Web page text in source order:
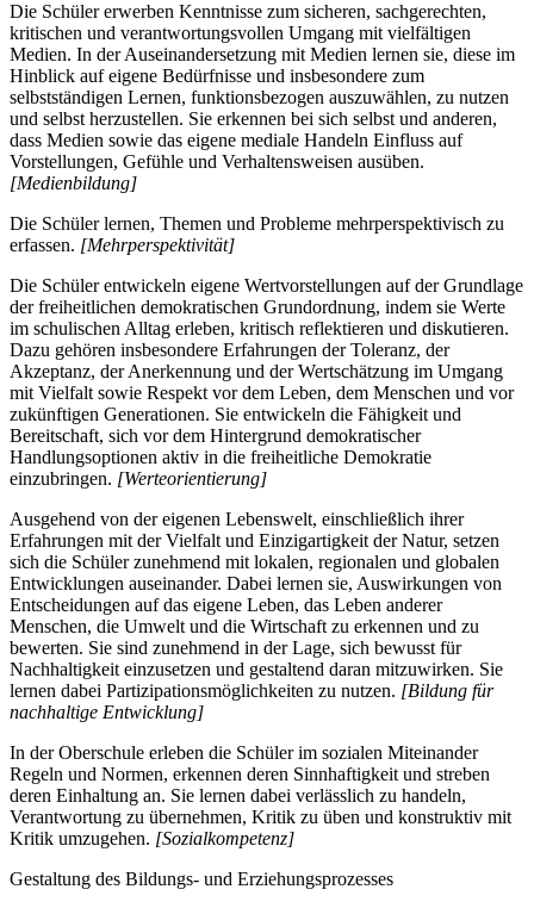
Die Schüler erwerben Kenntnisse zum sicheren, sachgerechten,
kritischen und verantwortungsvollen Umgang mit vielfältigen
Medien. In der Auseinandersetzung mit Medien lernen sie, diese im
Hinblick auf eigene Bedürfnisse und insbesondere zum
selbstständigen Lernen, funktionsbezogen auszuwählen, zu nutzen
und selbst herzustellen. Sie erkennen bei sich selbst und anderen,
dass Medien sowie das eigene mediale Handeln Einfluss auf
Vorstellungen, Gefühle und Verhaltensweisen ausüben.
[Medienbildung]
Die Schüler lernen, Themen und Probleme mehrperspektivisch zu
erfassen. [Mehrperspektivität]
Die Schüler entwickeln eigene Wertvorstellungen auf der Grundlage
der freiheitlichen demokratischen Grundordnung, indem sie Werte
im schulischen Alltag erleben, kritisch reflektieren und diskutieren.
Dazu gehören insbesondere Erfahrungen der Toleranz, der
Akzeptanz, der Anerkennung und der Wertschätzung im Umgang
mit Vielfalt sowie Respekt vor dem Leben, dem Menschen und vor
zukünftigen Generationen. Sie entwickeln die Fähigkeit und
Bereitschaft, sich vor dem Hintergrund demokratischer
Handlungsoptionen aktiv in die freiheitliche Demokratie
einzubringen. [Werteorientierung]
Ausgehend von der eigenen Lebenswelt, einschließlich ihrer
Erfahrungen mit der Vielfalt und Einzigartigkeit der Natur, setzen
sich die Schüler zunehmend mit lokalen, regionalen und globalen
Entwicklungen auseinander. Dabei lernen sie, Auswirkungen von
Entscheidungen auf das eigene Leben, das Leben anderer
Menschen, die Umwelt und die Wirtschaft zu erkennen und zu
bewerten. Sie sind zunehmend in der Lage, sich bewusst für
Nachhaltigkeit einzusetzen und gestaltend daran mitzuwirken. Sie
lernen dabei Partizipationsmöglichkeiten zu nutzen. [Bildung für
nachhaltige Entwicklung]
In der Oberschule erleben die Schüler im sozialen Miteinander
Regeln und Normen, erkennen deren Sinnhaftigkeit und streben
deren Einhaltung an. Sie lernen dabei verlässlich zu handeln,
Verantwortung zu übernehmen, Kritik zu üben und konstruktiv mit
Kritik umzugehen. [Sozialkompetenz]
Gestaltung des Bildungs- und Erziehungsprozesses